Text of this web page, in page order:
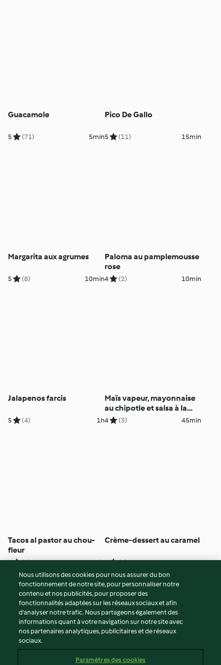
Guacamole
5 (71) 5min
Pico De Gallo
5 (11) 15min
Margarita aux agrumes
5 (8) 10min
Paloma au pamplemousse
rose
4 (2) 10min
Jalapenos farcis
5 (4) 1h
Maïs vapeur, mayonnaise
au chipotle et salsa à la
coriandre
4 (3) 45min
Tacos al pastor au chou-
fleur
5 (4) 1h 10min
Crème-dessert au caramel
3 (4) 3h
© Copyright 2026
Conditions d'utilisation
Politique de confidentialité
Non-responsabilité
Mentions légales
Nous utilisons des cookies pour nous assurer du bon
fonctionnement de notre site, pour personnaliser notre
contenu et nos publicités, pour proposer des
fonctionnalités adaptées sur les réseaux sociaux et afin
d’analyser notre trafic. Nous partageons également des
informations quant à votre navigation sur notre site avec
nos partenaires analytiques, publicitaires et de réseaux
sociaux.
Paramètres des cookies